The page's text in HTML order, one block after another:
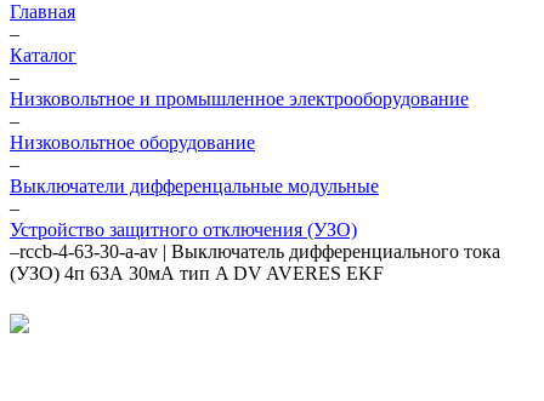
Главная
–
Каталог
–
Низковольтное и промышленное электрооборудование
–
Низковольтное оборудование
–
Выключатели дифференцальные модульные
–
Устройство защитного отключения (УЗО)
–rccb-4-63-30-a-av | Выключатель дифференциального тока
(УЗО) 4п 63А 30мА тип A DV AVERES EKF